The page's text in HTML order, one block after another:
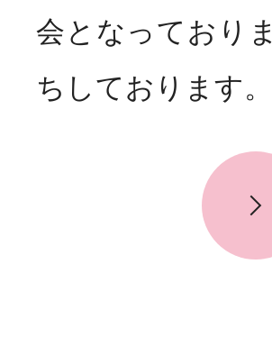
会となっており
ちしておりま